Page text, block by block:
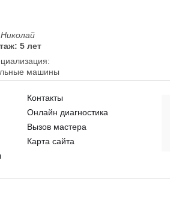
Николай
5 лет
машины
Контакты
Онлайн диагностика
Вызов мастера
Карта сайта